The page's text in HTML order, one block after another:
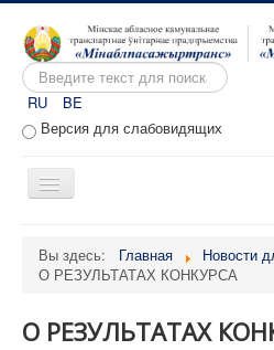
Искать...
RU
BE
Версия для слабовидящих
Включить/
О предприятии
Вы здесь: Главная
Новости
О РЕЗУЛЬТАТАХ КОНКУРСА
О РЕЗУЛЬТАТАХ